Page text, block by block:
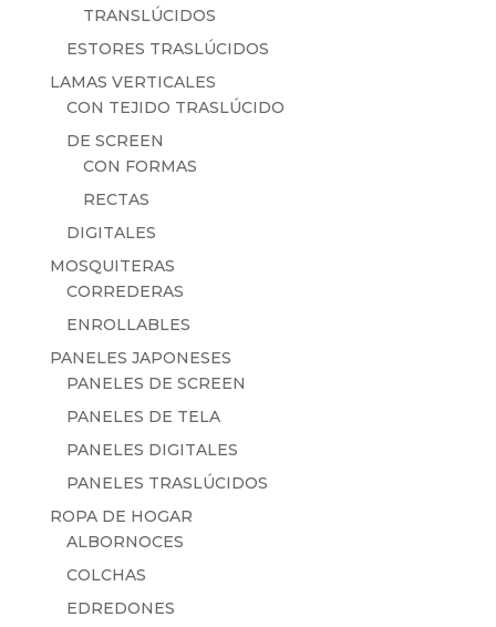
TRANSLÚCIDOS
ESTORES TRASLÚCIDOS
LAMAS VERTICALES
CON TEJIDO TRASLÚCIDO
DE SCREEN
CON FORMAS
RECTAS
DIGITALES
MOSQUITERAS
CORREDERAS
ENROLLABLES
PANELES JAPONESES
PANELES DE SCREEN
PANELES DE TELA
PANELES DIGITALES
PANELES TRASLÚCIDOS
ROPA DE HOGAR
ALBORNOCES
COLCHAS
EDREDONES